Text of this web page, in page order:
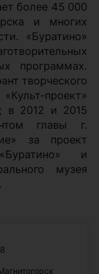
более 45 000
и многих
«Буратино»
программах.
творческого
проект»
в 2012 и 2015
главы г.
за проект
и
музея